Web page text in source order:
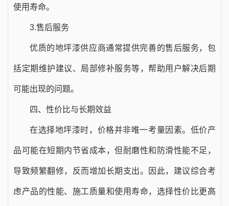
使用寿命。
3.售后服务
优质的地坪漆供应商通常提供完善的售后服务，包
括定期维护建议、局部修补服务等，帮助用户解决后期
可能出现的问题。
四、性价比与长期效益
在选择地坪漆时，价格并非唯一考量因素。低价产
品可能在短期内节省成本，但耐磨性和防滑性能不足，
导致频繁翻修，反而增加长期支出。因此，建议综合考
虑产品的性能、施工质量和使用寿命，选择性价比更高